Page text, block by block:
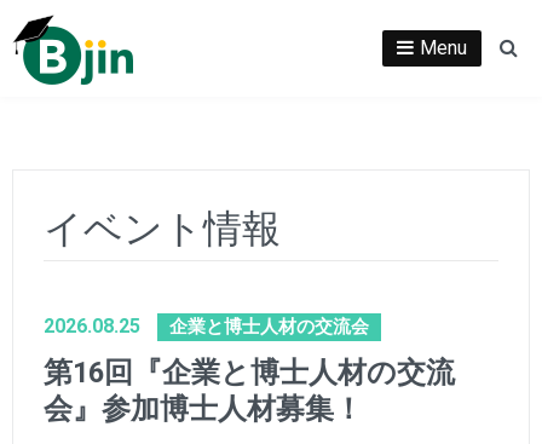
Skip
to
content
Menu
イベント情報
2026.08.25 企業と博士人材の交流会
第16回『企業と博士人材の交流
会』参加博士人材募集！